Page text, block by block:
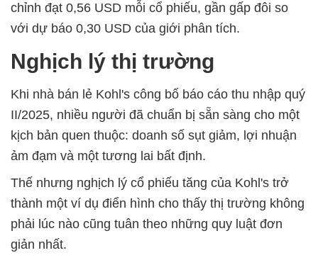
chỉnh đạt 0,56 USD mỗi cổ phiếu, gần gấp đôi so
với dự báo 0,30 USD của giới phân tích.
Nghịch lý thị trường
Khi nhà bán lẻ Kohl's công bố báo cáo thu nhập quý
II/2025, nhiều người đã chuẩn bị sẵn sàng cho một
kịch bản quen thuộc: doanh số sụt giảm, lợi nhuận
ảm đạm và một tương lai bất định.
Thế nhưng nghịch lý cổ phiếu tăng của Kohl's trở
thành một ví dụ điển hình cho thấy thị trường không
phải lúc nào cũng tuân theo những quy luật đơn
giản nhất.